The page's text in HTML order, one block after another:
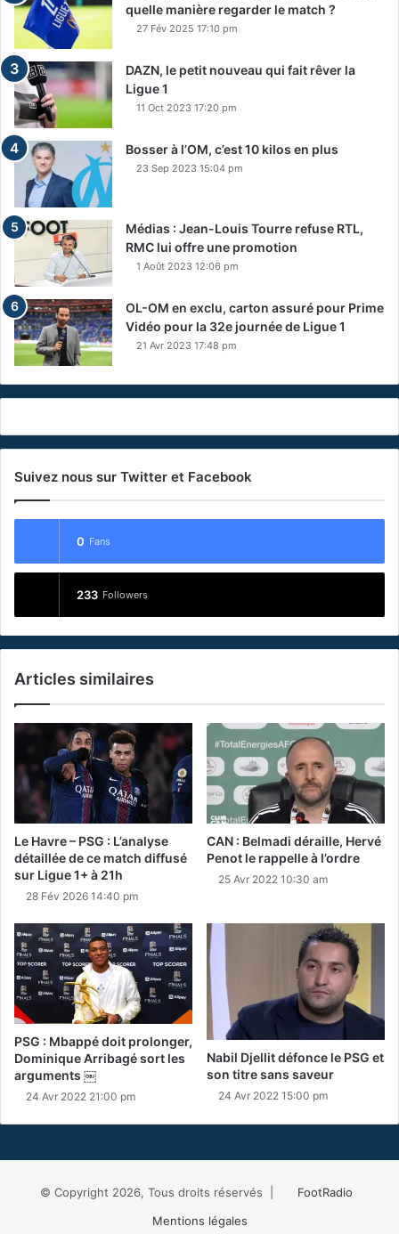
quelle manière regarder le match ?
27 Fév 2025 17:10 pm
DAZN, le petit nouveau qui fait rêver la
Ligue 1
11 Oct 2023 17:20 pm
Bosser à l’OM, c’est 10 kilos en plus
23 Sep 2023 15:04 pm
Médias : Jean-Louis Tourre refuse RTL,
RMC lui offre une promotion
1 Août 2023 12:06 pm
OL-OM en exclu, carton assuré pour Prime
Vidéo pour la 32e journée de Ligue 1
21 Avr 2023 17:48 pm
Suivez nous sur Twitter et Facebook
0 Fans
233 Followers
Articles similaires
Le Havre – PSG : L’analyse
détaillée de ce match diffusé
sur Ligue 1+ à 21h
28 Fév 2026 14:40 pm
CAN : Belmadi déraille, Hervé
Penot le rappelle à l’ordre
25 Avr 2022 10:30 am
PSG : Mbappé doit prolonger,
Dominique Arribagé sort les
arguments ￼
24 Avr 2022 21:00 pm
Nabil Djellit défonce le PSG et
son titre sans saveur
24 Avr 2022 15:00 pm
© Copyright 2026, Tous droits réservés |
FootRadio
Mentions légales